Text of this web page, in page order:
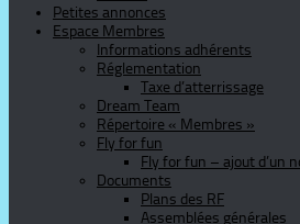
Petites annonces
Espace Membres
Informations adhérents
Réglementation
Taxe d’atterrissage
Dream Team
Répertoire « Membres »
Fly for fun
Fly for fun – ajout d’un
Documents
Plans des RF
Assemblées générales